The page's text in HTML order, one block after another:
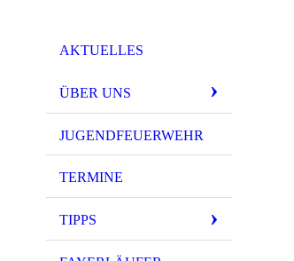
AKTUELLES
ÜBER UNS
JUGENDFEUERWEHR
TERMINE
TIPPS